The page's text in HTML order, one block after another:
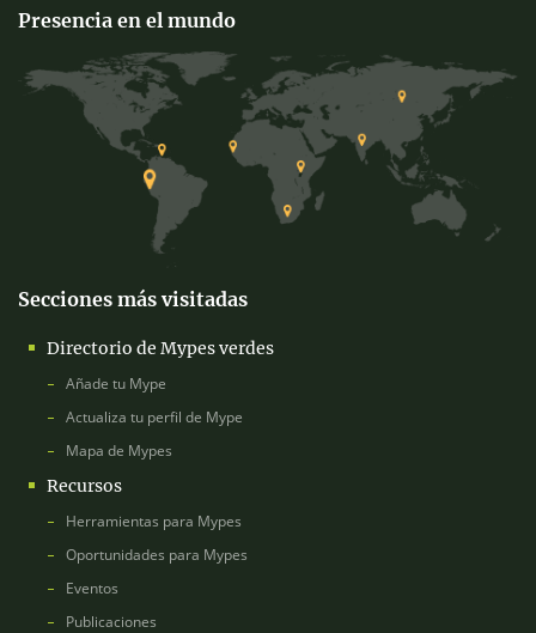
Presencia en el mundo
Secciones más visitadas
Directorio de Mypes verdes
Añade tu Mype
Actualiza tu perfil de Mype
Mapa de Mypes
Recursos
Herramientas para Mypes
Oportunidades para Mypes
Eventos
Publicaciones